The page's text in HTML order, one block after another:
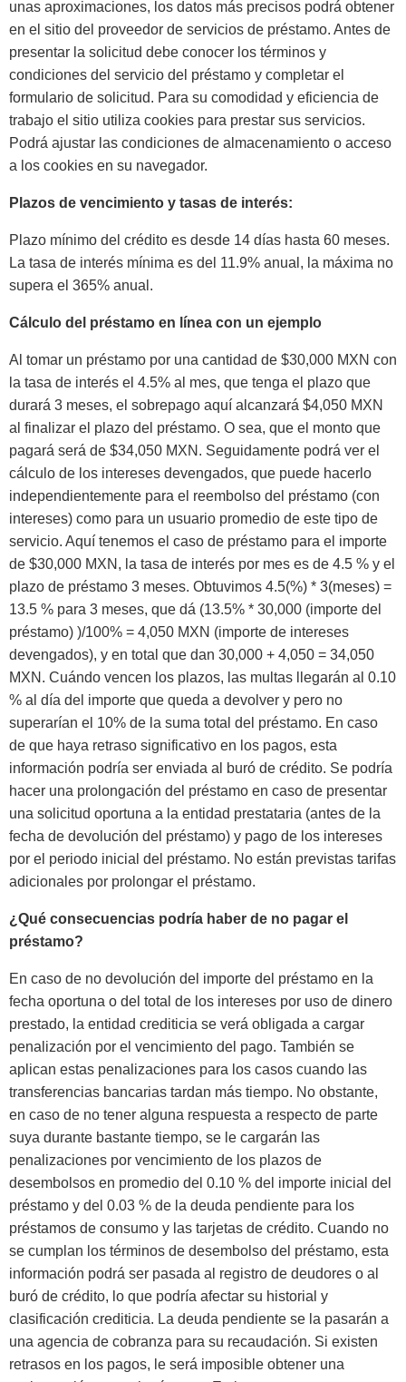
unas aproximaciones, los datos más precisos podrá obtener
en el sitio del proveedor de servicios de préstamo. Antes de
presentar la solicitud debe conocer los términos y
condiciones del servicio del préstamo y completar el
formulario de solicitud. Para su comodidad y eficiencia de
trabajo el sitio utiliza cookies para prestar sus servicios.
Podrá ajustar las condiciones de almacenamiento o acceso
a los cookies en su navegador.
Plazos de vencimiento y tasas de interés:
Plazo mínimo del crédito es desde 14 días hasta 60 meses.
La tasa de interés mínima es del 11.9% anual, la máxima no
supera el 365% anual.
Cálculo del préstamo en línea con un ejemplo
Al tomar un préstamo por una cantidad de $30,000 MXN con
la tasa de interés el 4.5% al mes, que tenga el plazo que
durará 3 meses, el sobrepago aquí alcanzará $4,050 MXN
al finalizar el plazo del préstamo. O sea, que el monto que
pagará será de $34,050 MXN. Seguidamente podrá ver el
cálculo de los intereses devengados, que puede hacerlo
independientemente para el reembolso del préstamo (con
intereses) como para un usuario promedio de este tipo de
servicio. Aquí tenemos el caso de préstamo para el importe
de $30,000 MXN, la tasa de interés por mes es de 4.5 % y el
plazo de préstamo 3 meses. Obtuvimos 4.5(%) * 3(meses) =
13.5 % para 3 meses, que dá (13.5% * 30,000 (importe del
préstamo) )/100% = 4,050 MXN (importe de intereses
devengados), y en total que dan 30,000 + 4,050 = 34,050
MXN. Cuándo vencen los plazos, las multas llegarán al 0.10
% al día del importe que queda a devolver y pero no
superarían el 10% de la suma total del préstamo. En caso
de que haya retraso significativo en los pagos, esta
información podría ser enviada al buró de crédito. Se podría
hacer una prolongación del préstamo en caso de presentar
una solicitud oportuna a la entidad prestataria (antes de la
fecha de devolución del préstamo) y pago de los intereses
por el periodo inicial del préstamo. No están previstas tarifas
adicionales por prolongar el préstamo.
¿Qué consecuencias podría haber de no pagar el
préstamo?
En caso de no devolución del importe del préstamo en la
fecha oportuna o del total de los intereses por uso de dinero
prestado, la entidad crediticia se verá obligada a cargar
penalización por el vencimiento del pago. También se
aplican estas penalizaciones para los casos cuando las
transferencias bancarias tardan más tiempo. No obstante,
en caso de no tener alguna respuesta a respecto de parte
suya durante bastante tiempo, se le cargarán las
penalizaciones por vencimiento de los plazos de
desembolsos en promedio del 0.10 % del importe inicial del
préstamo y del 0.03 % de la deuda pendiente para los
préstamos de consumo y las tarjetas de crédito. Cuando no
se cumplan los términos de desembolso del préstamo, esta
información podrá ser pasada al registro de deudores o al
buró de crédito, lo que podría afectar su historial y
clasificación crediticia. La deuda pendiente se la pasarán a
una agencia de cobranza para su recaudación. Si existen
retrasos en los pagos, le será imposible obtener una